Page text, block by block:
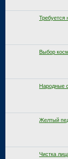
Требуется
Выбор
Народные
Желтый
Чистка